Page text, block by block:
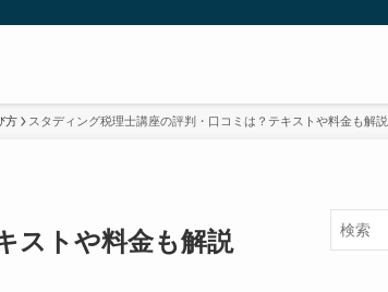
方 スタディング税理士講座の評判・口コミは？テキストや料金も解説
ストや料金も解説